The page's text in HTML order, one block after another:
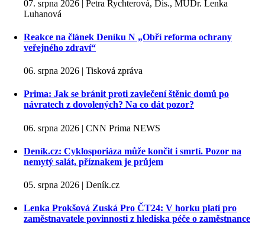
07. srpna 2026 | Petra Rychterová, Dis., MUDr. Lenka
Luhanová
Reakce na článek Deníku N „Obří reforma ochrany
veřejného zdraví“
06. srpna 2026 | Tisková zpráva
Prima: Jak se bránit proti zavlečení štěnic domů po
návratech z dovolených? Na co dát pozor?
06. srpna 2026 | CNN Prima NEWS
Deník.cz: Cyklosporiáza může končit i smrtí. Pozor na
nemytý salát, příznakem je průjem
05. srpna 2026 | Deník.cz
Lenka Prokšová Zuská Pro ČT24: V horku platí pro
zaměstnavatele povinnosti z hlediska péče o zaměstnance